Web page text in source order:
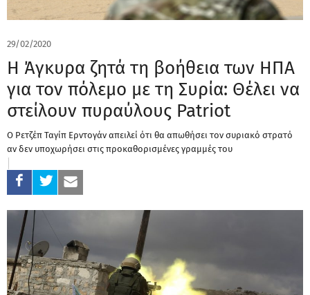
29/02/2020
Η Άγκυρα ζητά τη βοήθεια των ΗΠΑ
για τον πόλεμο με τη Συρία: Θέλει να
στείλουν πυραύλους Patriot
Ο Ρετζέπ Ταγίπ Ερντογάν απειλεί ότι θα απωθήσει τον συριακό στρατό
αν δεν υποχωρήσει στις προκαθορισμένες γραμμές του